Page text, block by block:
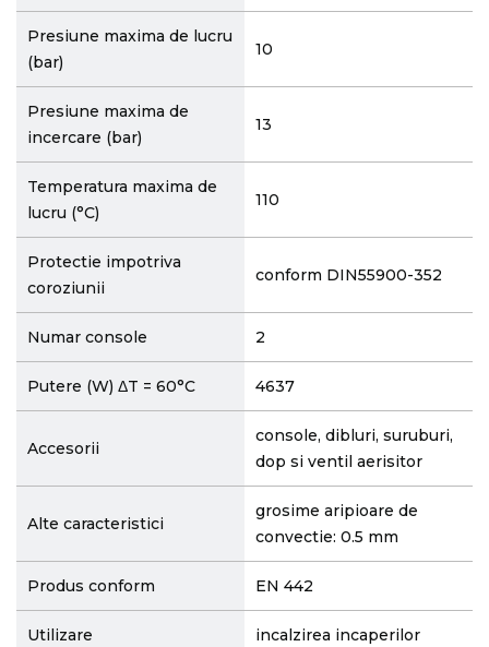
Presiune maxima de lucru
(bar)
10
Presiune maxima de
incercare (bar)
13
Temperatura maxima de
lucru (°C)
110
Protectie impotriva
coroziunii
conform DIN55900-352
Numar console 2
Putere (W) ΔT = 60°C 4637
Accesorii
console, dibluri, suruburi,
dop si ventil aerisitor
Alte caracteristici
grosime aripioare de
convectie: 0.5 mm
Produs conform EN 442
Utilizare incalzirea incaperilor